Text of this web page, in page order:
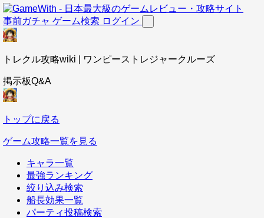
事前ガチャ ゲーム検索 ログイン
トレクル攻略wiki | ワンピーストレジャークルーズ
掲示板Q&A
トップに戻る
ゲーム攻略一覧を見る
キャラ一覧
最強ランキング
絞り込み検索
船長効果一覧
パーティ投稿検索